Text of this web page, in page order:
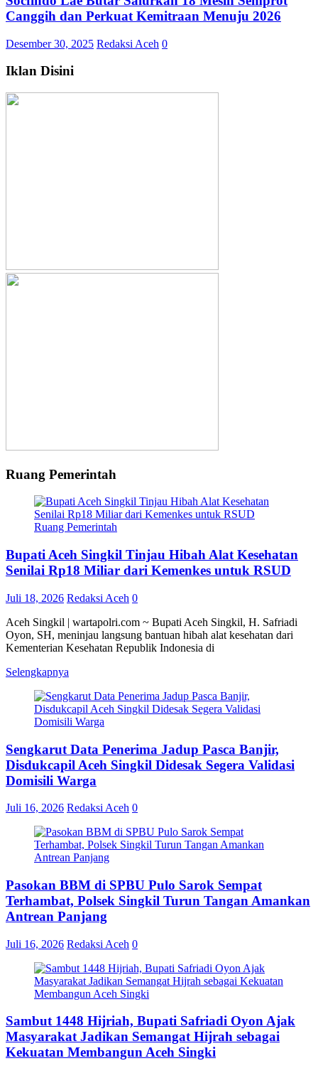
Canggih dan Perkuat Kemitraan Menuju 2026
Desember 30, 2025 Redaksi Aceh 0
Iklan Disini
Ruang Pemerintah
Ruang Pemerintah
Bupati Aceh Singkil Tinjau Hibah Alat Kesehatan
Senilai Rp18 Miliar dari Kemenkes untuk RSUD
Juli 18, 2026 Redaksi Aceh 0
Aceh Singkil | wartapolri.com ~ Bupati Aceh Singkil, H. Safriadi
Oyon, SH, meninjau langsung bantuan hibah alat kesehatan dari
Kementerian Kesehatan Republik Indonesia di
Selengkapnya
Sengkarut Data Penerima Jadup Pasca Banjir,
Disdukcapil Aceh Singkil Didesak Segera Validasi
Domisili Warga
Juli 16, 2026 Redaksi Aceh 0
Pasokan BBM di SPBU Pulo Sarok Sempat
Terhambat, Polsek Singkil Turun Tangan Amankan
Antrean Panjang
Juli 16, 2026 Redaksi Aceh 0
Sambut 1448 Hijriah, Bupati Safriadi Oyon Ajak
Masyarakat Jadikan Semangat Hijrah sebagai
Kekuatan Membangun Aceh Singki